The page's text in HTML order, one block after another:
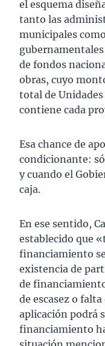
el esquema
tanto las
municipales
de fondos
obras, cuyo
total de
contiene cada
Esa chance de
condicionante:
y cuando el
caja.
En ese sentido,
establecido que
financiamiento
existencia de
de
de escasez o
aplicación podrá
financiamiento